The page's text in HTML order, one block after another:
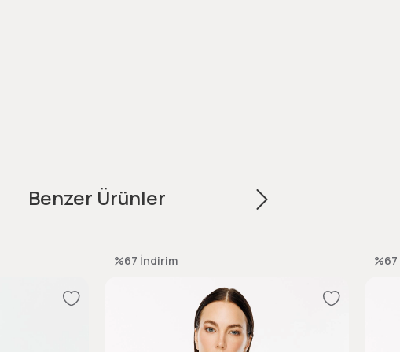
Benzer Ürünler
%67 İndirim %67